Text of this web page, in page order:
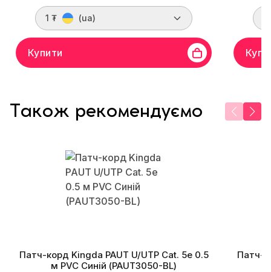
1 ₮ (ua)
Купити
Також рекомендуємо
Патч-корд Kingda PAUT U/UTP Cat. 5e 0.5
м PVC Синій (PAUT3050-BL)
Патч-